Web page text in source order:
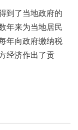
了当地政府的
年来为当地居民
年向政府缴纳税
经济作出了贡